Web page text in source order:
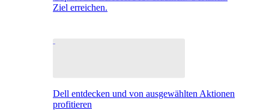
Ziel erreichen.
Dell entdecken und von ausgewählten Aktionen
profitieren